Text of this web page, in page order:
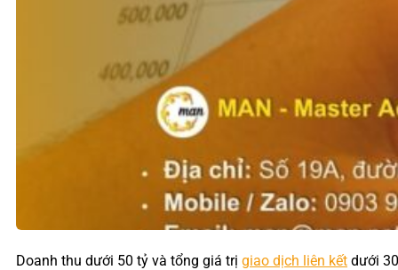
Doanh thu dưới 50 tỷ và tổng giá trị giao dịch liên kết dưới